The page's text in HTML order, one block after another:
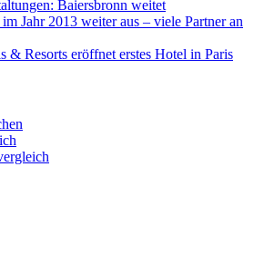
Baiersbronn weitet
Jahr 2013 weiter aus – viele Partner an
& Resorts eröffnet erstes Hotel in Paris